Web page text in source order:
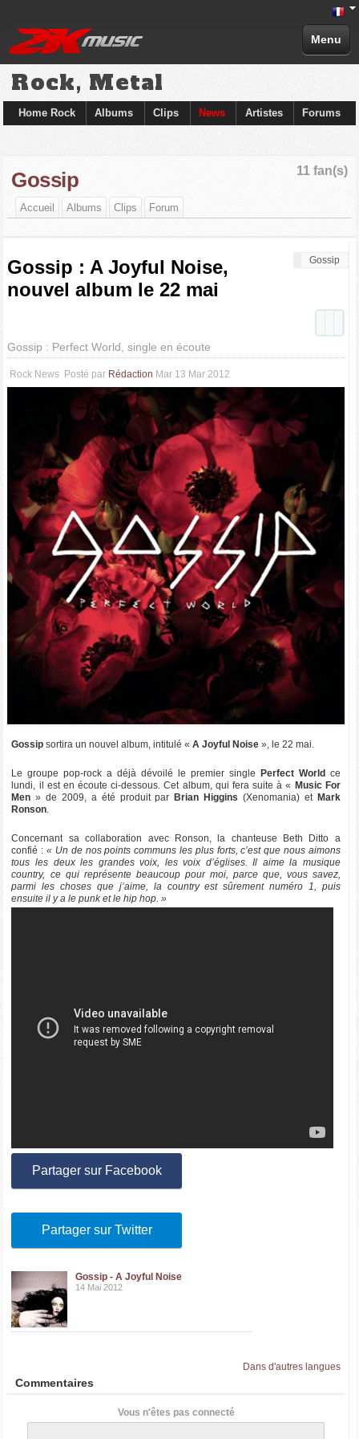
Menu
Rock, Metal
Home Rock Albums Clips News Artistes Forums
11 fan(s)
Gossip
Accueil Albums Clips Forum
Gossip
Gossip : A Joyful Noise,
nouvel album le 22 mai
Gossip : Perfect World, single en écoute
Rock News Posté par Rédaction Mar 13 Mar 2012
Gossip sortira un nouvel album, intitulé «A Joyful Noise », le 22 mai.
Le groupe pop-rock a déjà dévoilé le premier single Perfect World ce
lundi, il est en écoute ci-dessous. Cet album, qui fera suite à « Music For
Men » de 2009, a été produit par Brian Higgins (Xenomania) et Mark
Ronson.
Concernant sa collaboration avec Ronson, la chanteuse Beth Ditto a
confié :« Un de nos points communs les plus forts, c’est que nous aimons
tous les deux les grandes voix, les voix d’églises. Il aime la musique
country, ce qui représente beaucoup pour moi, parce que, vous savez,
parmi les choses que j’aime, la country est sûrement numéro 1, puis
ensuite il y a le punk et le hip hop. »
Partager sur Facebook
Partager sur Twitter
Gossip - A Joyful Noise
14 Mai 2012
Dans d'autres langues
Commentaires
Vous n'êtes pas connecté